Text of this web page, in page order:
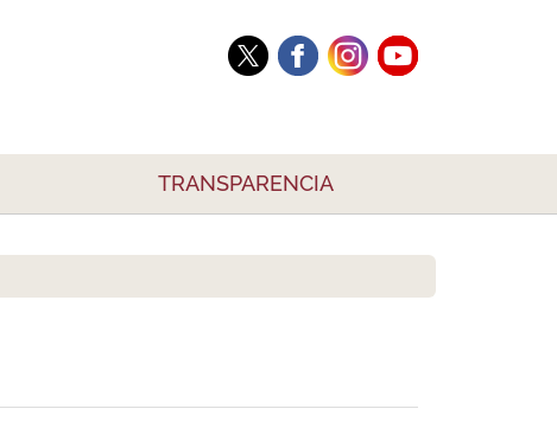
TRANSPARENCIA